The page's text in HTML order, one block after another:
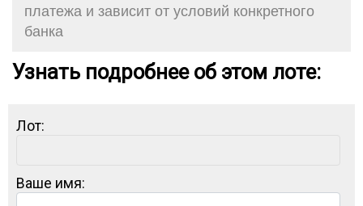
платежа и зависит от условий конкретного
банка
Узнать подробнее об этом лоте:
Лот:
Ваше имя: